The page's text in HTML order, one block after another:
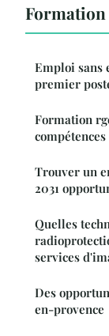
Emploi sans
premier
Formation
compétences
Trouver un
2031
Quelles
services
Des
en-provence